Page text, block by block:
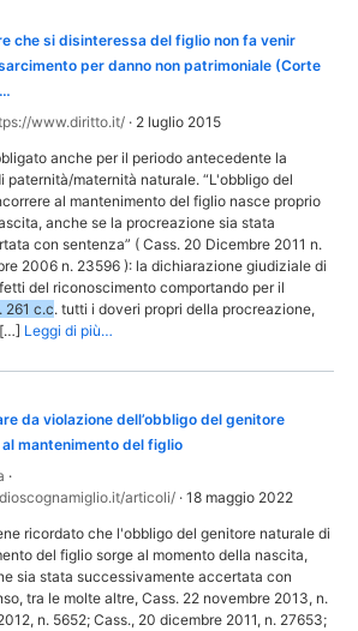
che si disinteressa del figlio non fa venir
per danno non patrimoniale (Corte
www.diritto.it/ · 2 luglio 2015
anche per il periodo antecedente la
maternità naturale. “L'obbligo del
al mantenimento del figlio nasce proprio
anche se la procreazione sia stata
con sentenza” ( Cass. 20 Dicembre 2011 n.
2006 n. 23596 ): la dichiarazione giudiziale di
del riconoscimento comportando per il
261 c.c. tutti i doveri propri della procreazione,
Leggi di più…
da violazione dell’obbligo del genitore
mantenimento del figlio
·
articoli/ · 18 maggio 2022
ricordato che l'obbligo del genitore naturale di
del figlio sorge al momento della nascita,
sia stata successivamente accertata con
tra le molte altre, Cass. 22 novembre 2013, n.
n. 5652; Cass., 20 dicembre 2011, n. 27653;